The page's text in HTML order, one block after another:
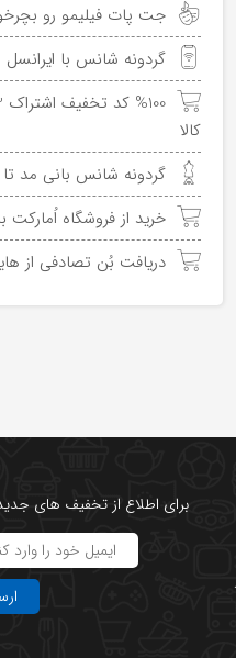
جت پات فیلیمو رو
گردونه شانس با ایرانسل
کالا
گردونه شانس بانی مد تا 100درصد
خرید از فروشگاه اُمارکت با کد 30 هزار
دریافت بُن تصادفی از
برای اطلاع از تخفیف های